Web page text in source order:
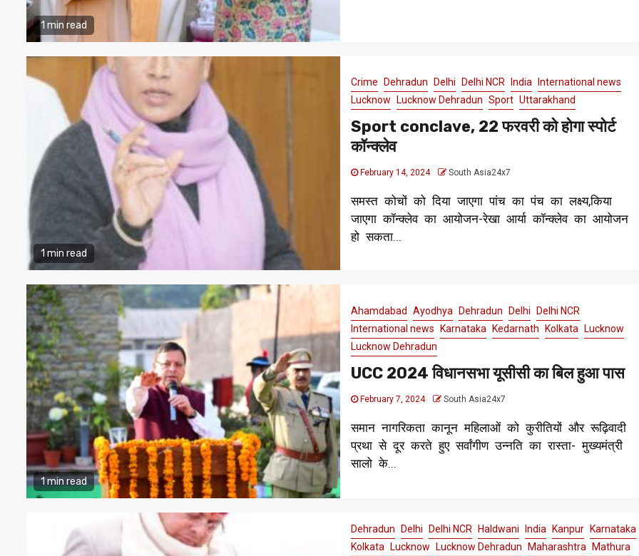
1 min read
1 min read
Crime Dehradun Delhi Delhi NCR India International news
Lucknow Lucknow Dehradun Sport Uttarakhand
Sport conclave, 22 फरवरी को होगा स्पोर्ट
कॉन्क्लेव
February 14, 2024 South Asia24x7
समस्त कोचों को दिया जाएगा पांच का पंच का लक्ष्य,किया
जाएगा कॉन्क्लेव का आयोजन-रेखा आर्या कॉन्क्लेव का आयोजन
हो सकता...
1 min read
Ahamdabad Ayodhya Dehradun Delhi
Delhi NCR
International news
Karnataka Kedarnath Kolkata
Lucknow
Lucknow Dehradun
UCC 2024 विधानसभा यूसीसी का बिल हुआ पास
February 7, 2024 South Asia24x7
समान नागरिकता कानून महिलाओं को कुरीतियों और रूढ़िवादी
प्रथा से दूर करते हुए सर्वांगीण उन्नति का रास्ता- मुख्यमंत्री
सालो के...
Dehradun Delhi Delhi NCR Haldwani India Kanpur
Karnataka
Kolkata
Lucknow Lucknow Dehradun Maharashtra
Mathura